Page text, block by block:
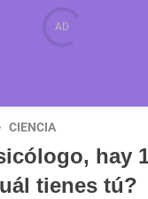
CIENCIA
hay
tienes tú?